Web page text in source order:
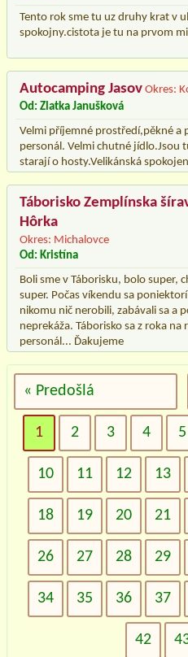
Tento rok sme tu uz druhy krat v
spokojny.cistota je tu na prvom
Autocamping Jasov Okres:
Od: Zlatka Janušková
Velmi příjemné prostředí,pěkné
personál. Velmi chutné jídlo.Jsou
starají o hosty.Velikánská
Táborisko Zemplínska
Hôrka
Okres: Michalovce
Od: Kristína
Boli sme v Táborisku, bolo super,
super. Počas víkendu sa
nikomu nič nerobili, zabávali sa a
neprekáža. Táborisko sa z roka na
personál... Ďakujeme
« Predošlá
1 2 3 4 5
10 11 12 13
18 19 20 21
26 27 28 29
34 35 36 37
42